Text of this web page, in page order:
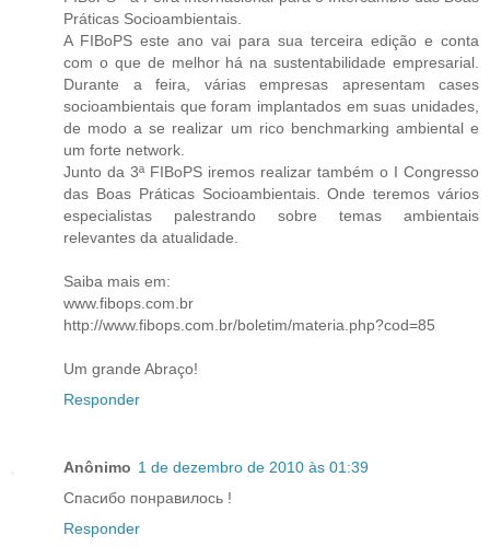
Práticas Socioambientais.
A FIBoPS este ano vai para sua terceira edição e conta
com o que de melhor há na sustentabilidade empresarial.
Durante a feira, várias empresas apresentam cases
socioambientais que foram implantados em suas unidades,
de modo a se realizar um rico benchmarking ambiental e
um forte network.
Junto da 3ª FIBoPS iremos realizar também o I Congresso
das Boas Práticas Socioambientais. Onde teremos vários
especialistas palestrando sobre temas ambientais
relevantes da atualidade.
Saiba mais em:
www.fibops.com.br
http://www.fibops.com.br/boletim/materia.php?cod=85
Um grande Abraço!
Responder
Anônimo 1 de dezembro de 2010 às 01:39
Спасибо понравилось !
Responder